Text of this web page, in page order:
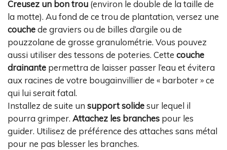
Creusez un bon trou (environ le double de la taille de
la motte). Au fond de ce trou de plantation, versez une
couchede graviers ou de billes d’argile ou de
pouzzolane de grosse granulométrie. Vous pouvez
aussi utiliser des tessons de poteries. Cette couche
drainante permettra de laisser passer l’eau et évitera
aux racines de votre bougainvillier de « barboter » ce
qui lui serait fatal.
Installez de suite un support solidesur lequel il
pourra grimper. Attachez les branches pour les
guider. Utilisez de préférence des attaches sans métal
pour ne pas blesser les branches.